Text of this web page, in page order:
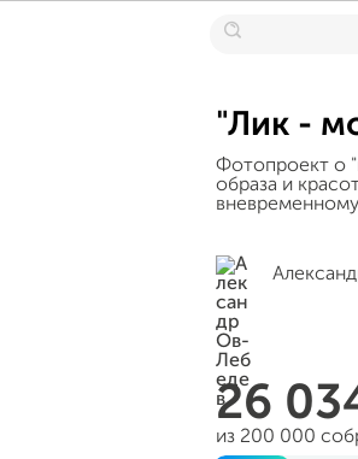
"Лик -
Фотопроект о
образа и
26
из 200 000